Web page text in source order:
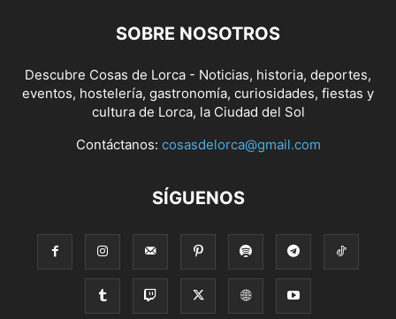
SOBRE NOSOTROS
Descubre Cosas de Lorca - Noticias, historia, deportes,
eventos, hostelería, gastronomía, curiosidades, fiestas y
cultura de Lorca, la Ciudad del Sol
Contáctanos: cosasdelorca@gmail.com
SÍGUENOS